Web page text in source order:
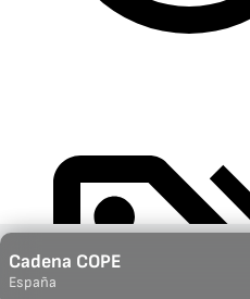
Cadena COPE
España